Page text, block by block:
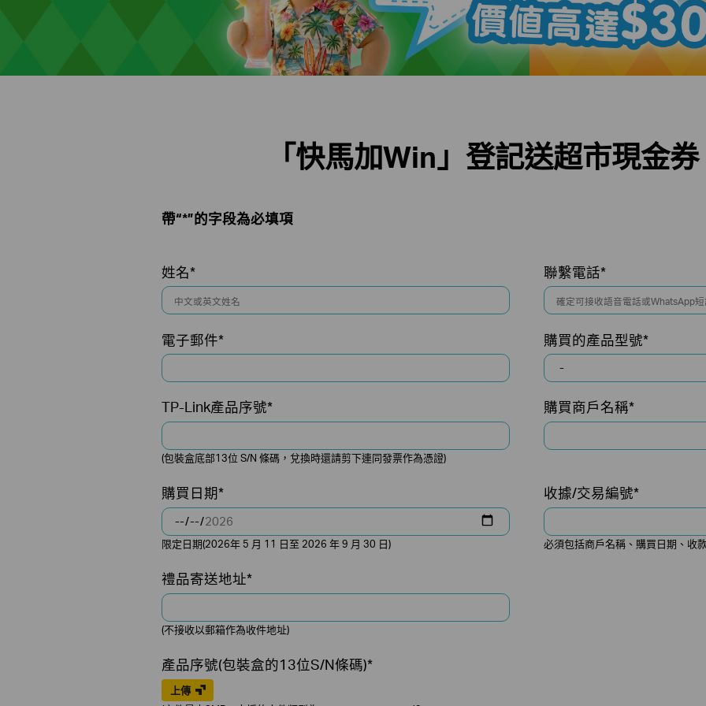
「快馬加Win」登記送超市現金
帶“*”的字段為必填項
姓名* 聯繫電話*
電子郵件* 購買的產品型號*
TP-Link產品序號*
(包裝盒底部13位 S/N 條碼，兌換時還請剪下連同發票作為憑證)
購買商戶名稱*
購買日期*
限定日期(2026年 5 月 11 日至 2026 年 9 月 30 日)
收據/交易編號*
必須包括商戶名稱、購買日期、收
禮品寄送地址*
(不接收以郵箱作為收件地址)
產品序號(包裝盒的13位S/N條碼)*
上傳